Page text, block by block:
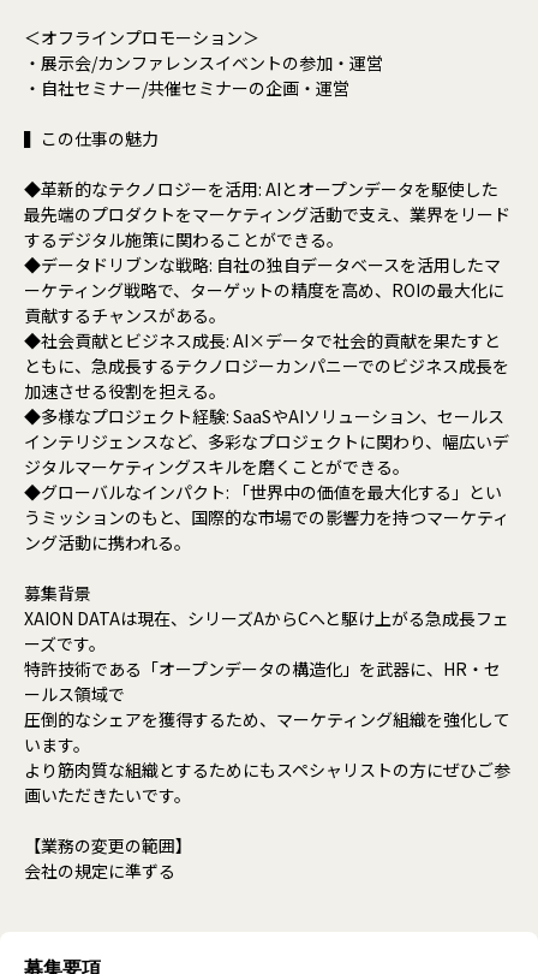
＜オフラインプロモーション＞
・展示会/カンファレンスイベントの参加・運営
・自社セミナー/共催セミナーの企画・運営
▍この仕事の魅力
◆革新的なテクノロジーを活用: AIとオープンデータを駆使した
最先端のプロダクトをマーケティング活動で支え、業界をリード
するデジタル施策に関わることができる。
◆データドリブンな戦略: 自社の独自データベースを活用したマ
ーケティング戦略で、ターゲットの精度を高め、ROIの最大化に
貢献するチャンスがある。
◆社会貢献とビジネス成長: AI×データで社会的貢献を果たすと
ともに、急成長するテクノロジーカンパニーでのビジネス成長を
加速させる役割を担える。
◆多様なプロジェクト経験: SaaSやAIソリューション、セールス
インテリジェンスなど、多彩なプロジェクトに関わり、幅広いデ
ジタルマーケティングスキルを磨くことができる。
◆グローバルなインパクト: 「世界中の価値を最大化する」とい
うミッションのもと、国際的な市場での影響力を持つマーケティ
ング活動に携われる。
募集背景
XAION DATAは現在、シリーズAからCへと駆け上がる急成長フェ
ーズです。
特許技術である「オープンデータの構造化」を武器に、HR・セ
ールス領域で
圧倒的なシェアを獲得するため、マーケティング組織を強化して
います。
より筋肉質な組織とするためにもスペシャリストの方にぜひご参
画いただきたいです。
【業務の変更の範囲】
会社の規定に準ずる
募集要項